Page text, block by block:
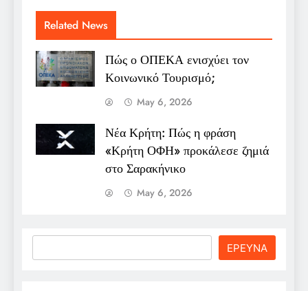
Related News
Πώς ο ΟΠΕΚΑ ενισχύει τον
Κοινωνικό Τουρισμό;
May 6, 2026
Νέα Κρήτη: Πώς η φράση
«Κρήτη ΟΦΗ» προκάλεσε ζημιά
στο Σαρακήνικο
May 6, 2026
ΕΡΕΥΝΑ